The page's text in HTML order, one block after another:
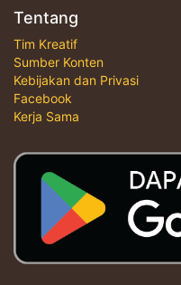
Tentang
Tim Kreatif
Sumber Konten
Kebijakan dan Privasi
Facebook
Kerja Sama